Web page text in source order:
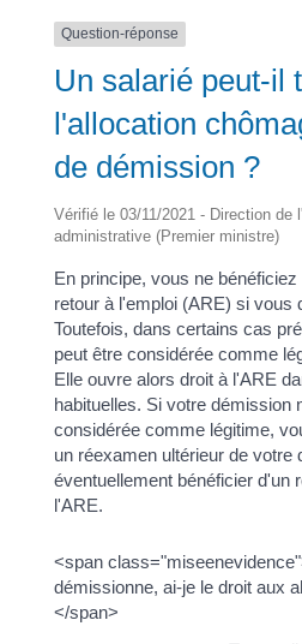
Question-réponse
Un salarié peut-il
l'allocation
de démission ?
Vérifié le 03/11/2021 - Direction de
administrative (Premier ministre)
En principe, vous ne
retour à l'emploi (ARE) si vous
Toutefois, dans certains cas
peut être considérée comme
Elle ouvre alors droit à l'ARE
habituelles. Si votre démission
considérée comme légitime,
un réexamen ultérieur de votre
éventuellement bénéficier d'un
l'ARE.
<span
démissionne, ai-je le droit aux
</span>